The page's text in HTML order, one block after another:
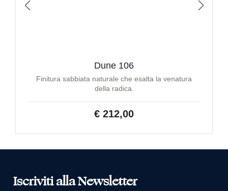
Dune 106
Finitura sabbiata naturale che esalta la venatura
della radica.
€ 212,00
Iscriviti alla Newsletter